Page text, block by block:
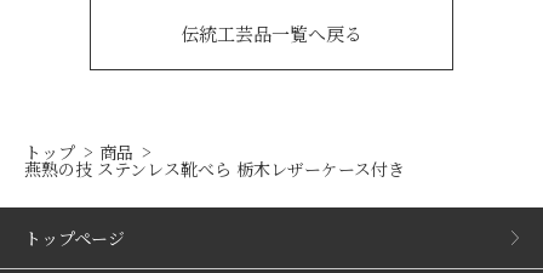
伝統工芸品一覧へ戻る
トップ 商品
燕熟の技 ステンレス靴べら 栃木レザーケース付き
トップページ